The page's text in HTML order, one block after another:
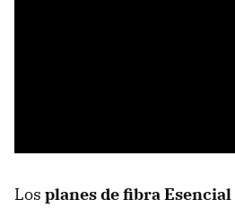
Los planes de fibra Esencial